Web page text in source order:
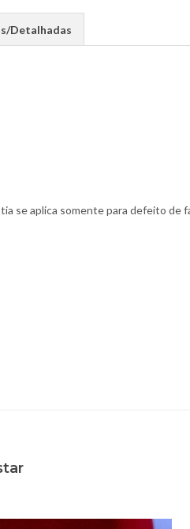
Detalhadas
se aplica somente para defeito de